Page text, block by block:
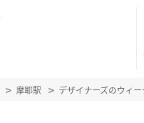
摩耶駅 デザイナーズのウィ